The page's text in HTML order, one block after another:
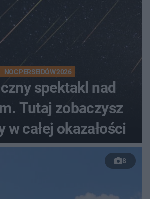
NOC PERSEIDÓW 2026
spektakl nad
Tutaj zobaczysz
w całej okazałości
8